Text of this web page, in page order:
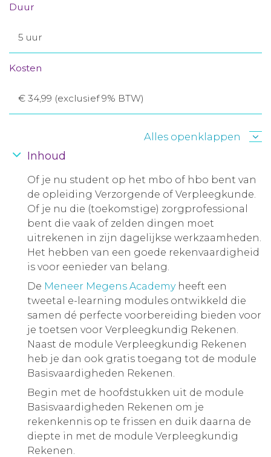
Duur
5 uur
Kosten
€ 34,99 (exclusief 9% BTW)
Alles openklappen
Inhoud
Of je nu student op het mbo of hbo bent van
de opleiding Verzorgende of Verpleegkunde.
Of je nu die (toekomstige) zorgprofessional
bent die vaak of zelden dingen moet
uitrekenen in zijn dagelijkse werkzaamheden.
Het hebben van een goede rekenvaardigheid
is voor eenieder van belang.
De Meneer Megens Academyheeft een
tweetal e-learning modules ontwikkeld die
samen dé perfecte voorbereiding bieden voor
je toetsen voor Verpleegkundig Rekenen.
Naast de module Verpleegkundig Rekenen
heb je dan ook g ratis toegang tot de module
Basisvaardigheden Rekenen.
Begin met de hoofdstukken uit de module
Basisvaardigheden Rekenen om je
rekenkennis op te frissen en duik daarna de
diepte in met de module Verpleegkundig
Rekenen.